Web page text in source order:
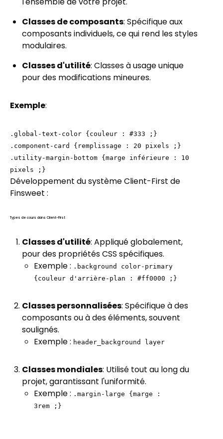
Classes de composants: Spécifique aux
composants individuels, ce qui rend les styles
modulaires.
Classes d'utilité: Classes à usage unique
pour des modifications mineures.
Exemple:
.global-text-color {couleur : #333 ;}
.component-card {remplissage : 20 pixels ;}
.utility-margin-bottom {marge inférieure : 10
pixels ;}
Développement du système Client-First de
Finsweet :
Types de cours dans Client-First
Classes d'utilité: Appliqué globalement,
pour des propriétés CSS spécifiques.
Exemple : .background color-primary
{couleur d'arrière-plan : #ff0000 ;}
Classes personnalisées: Spécifique à des
composants ou à des éléments, souvent
soulignés.
Exemple : header_background layer
Classes mondiales: Utilisé tout au long du
projet, garantissant l'uniformité.
Exemple : .margin-large {marge :
3rem ;}